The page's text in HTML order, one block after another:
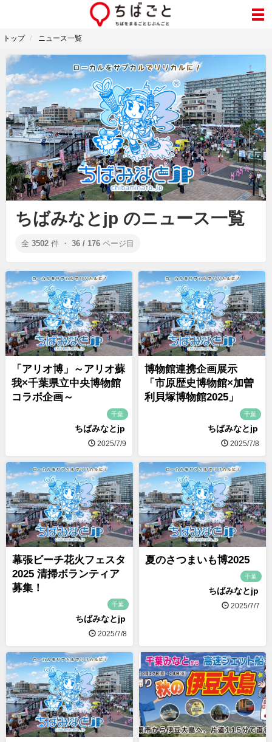
トップ ニュース一覧
ちばみなとjp のニュース一覧
全 3502 件 ・ 36 / 176 ページ目
「アリオ博」～アリオ蘇
我×千葉県立中央博物館
コラボ企画～
千葉
ちばみなとjp
2025/7/9
博物館連携企画展示
「市原歴史博物館×加曽
利貝塚博物館2025」
千葉
ちばみなとjp
2025/7/8
幕張ビーチ花火フェスタ
2025 清掃ボランティア
募集！
千葉
ちばみなとjp
2025/7/8
夏のさつまいも博2025
千葉
ちばみなとjp
2025/7/7